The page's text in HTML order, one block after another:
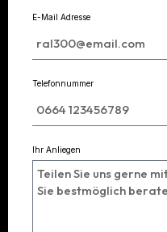
E-Mail Adresse
Telefonnummer
Ihr Anliegen